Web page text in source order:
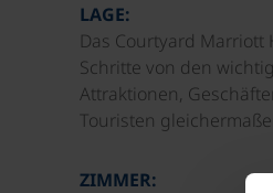
LAGE:
Das Courtyard
Schritte von den
Attraktionen,
Touristen
ZIMMER: